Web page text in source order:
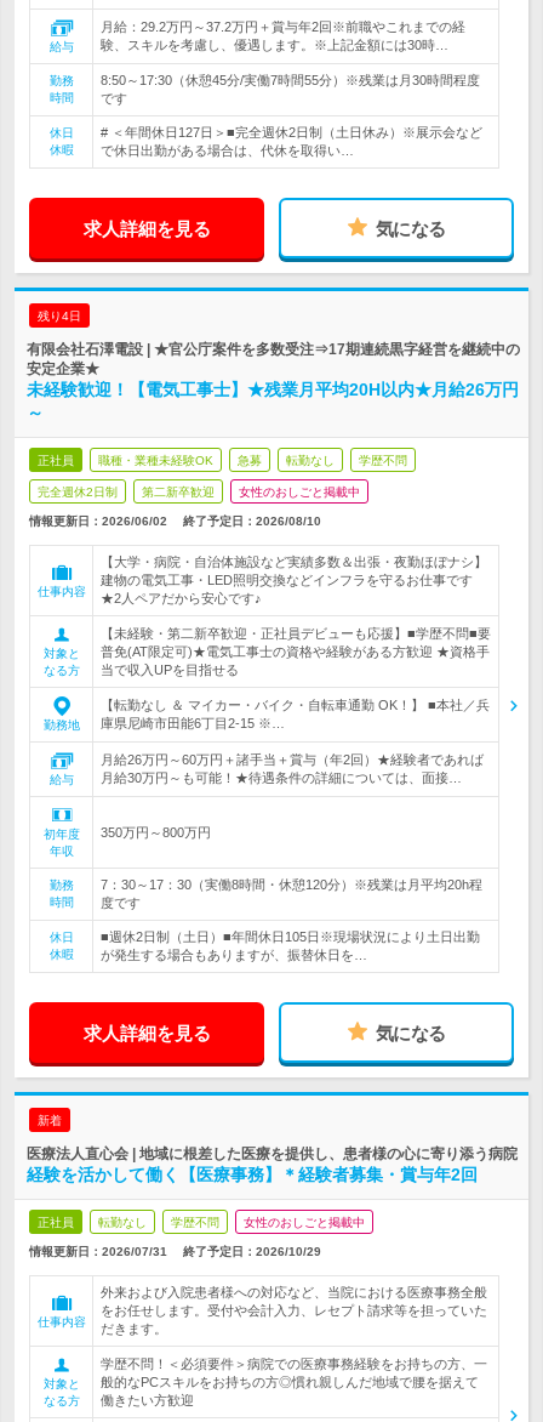
給与
月給：29.2万円～37.2万円＋賞与年2回※前職やこれまでの経
験、スキルを考慮し、優遇します。※上記金額には30時…
勤務
時間
8:50～17:30（休憩45分/実働7時間55分）※残業は月30時間程度
です
休日
休暇
# ＜年間休日127日＞■完全週休2日制（土日休み）※展示会など
で休日出勤がある場合は、代休を取得い…
求人詳細を見る 気になる
残り4日
有限会社石澤電設 | ★官公庁案件を多数受注⇒17期連続黒字経営を継続中の
安定企業★
未経験歓迎！【電気工事士】★残業月平均20H以内★月給26万円
～
正社員 職種・業種未経験OK 急募 転勤なし 学歴不問
完全週休2日制 第二新卒歓迎 女性のおしごと掲載中
情報更新日：2026/06/02 終了予定日： 2026/08/10
仕事内容
【大学・病院・自治体施設など実績多数＆出張・夜勤ほぼナシ】
建物の電気工事・LED照明交換などインフラを守るお仕事です
★2人ペアだから安心です♪
対象と
なる方
【未経験・第二新卒歓迎・正社員デビューも応援】■学歴不問■要
普免(AT限定可)★電気工事士の資格や経験がある方歓迎 ★資格手
当で収入UPを目指せる
勤務地
【転勤なし ＆ マイカー・バイク・自転車通勤 OK！】 ■本社／兵
庫県尼崎市田能6丁目2-15 ※…
給与
月給26万円～60万円＋諸手当＋賞与（年2回）★経験者であれば
月給30万円～も可能！★待遇条件の詳細については、面接…
初年度
年収
350万円～800万円
勤務
時間
7：30～17：30（実働8時間・休憩120分）※残業は月平均20h程
度です
休日
休暇
■週休2日制（土日）■年間休日105日※現場状況により土日出勤
が発生する場合もありますが、振替休日を…
求人詳細を見る 気になる
新着
医療法人直心会 | 地域に根差した医療を提供し、患者様の心に寄り添う病院
経験を活かして働く【医療事務】＊経験者募集・賞与年2回
正社員 転勤なし 学歴不問 女性のおしごと掲載中
情報更新日：2026/07/31 終了予定日： 2026/10/29
仕事内容
外来および入院患者様への対応など、当院における医療事務全般
をお任せします。受付や会計入力、レセプト請求等を担っていた
だきます。
対象と
なる方
学歴不問！＜必須要件＞病院での医療事務経験をお持ちの方、一
般的なPCスキルをお持ちの方◎慣れ親しんだ地域で腰を据えて
働きたい方歓迎